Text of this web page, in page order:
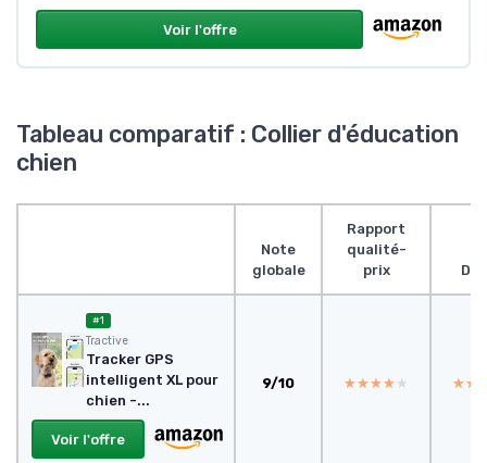
Voir l'offre
Tableau comparatif : Collier d'éducation
chien
Note
globale
Rapport
qualité-
prix
#1
Tractive
Tracker GPS
intelligent XL pour
chien -...
Voir l'offre
9/10 ★★★★★
★★★★★